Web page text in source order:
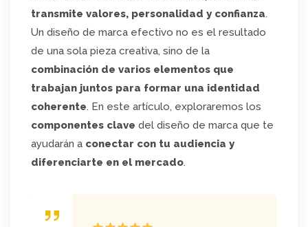
transmite valores, personalidad y confianza.
Un diseño de marca efectivo no es el resultado
de una sola pieza creativa, sino de la
combinación de varios elementos que
trabajan juntos para formar una identidad
coherente. En este artículo, exploraremos los
componentes clave del diseño de marca que te
ayudarán a conectar con tu audiencia y
diferenciarte en el mercado.